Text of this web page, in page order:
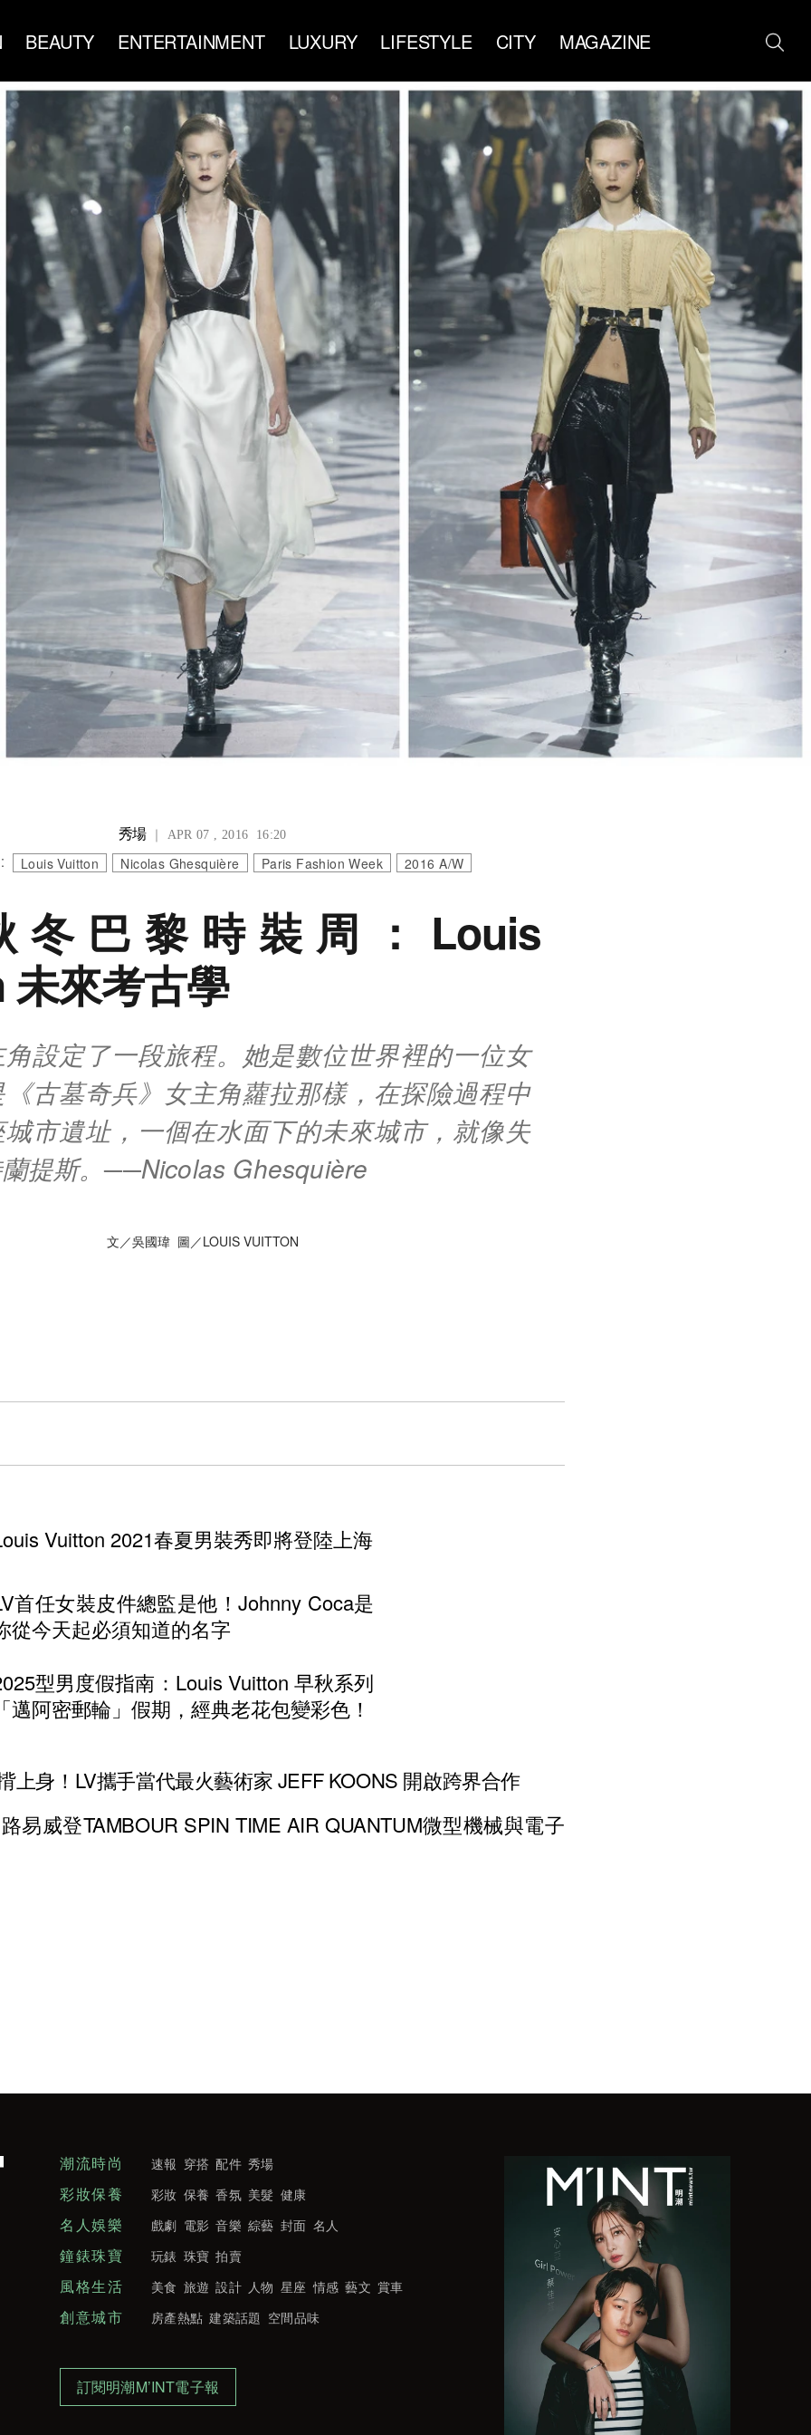
BEAUTY ENTERTAINMENT LUXURY LIFESTYLE CITY MAGAZINE
秀場｜ APR 07 , 2016 16:20
Louis Vuitton Nicolas Ghesquière Paris Fashion Week 2016 A/W
冬巴黎時裝周：Louis
來考古學
設定了一段旅程。她是數位世界裡的一位女
古墓奇兵》女主角蘿拉那樣，在探險過程中
市遺址，一個在水面下的未來城市，就像失
提斯。──Nicolas Ghesquière
文／吳國瑋 圖／LOUIS VUITTON
Vuitton 2021春夏男裝秀即將登陸上海
首任女裝皮件總監是他！Johnny Coca是
從今天起必須知道的名字
型男度假指南：Louis Vuitton 早秋系列
邁阿密郵輪」假期，經典老花包變彩色！
上身！LV攜手當代最火藝術家 JEFF KOONS 開啟跨界合作
威登TAMBOUR SPIN TIME AIR QUANTUM微型機械與電子
潮流時尚 速報 穿搭 配件 秀場
彩妝保養 彩妝 保養 香氛 美髮 健康
名人娛樂 戲劇 電影 音樂 綜藝 封面 名人
鐘錶珠寶 玩錶 珠寶 拍賣
風格生活 美食 旅遊 設計 人物 星座 情感 藝文 賞車
創意城市 房產熱點 建築話題 空間品味
訂閱明潮M’INT電子報